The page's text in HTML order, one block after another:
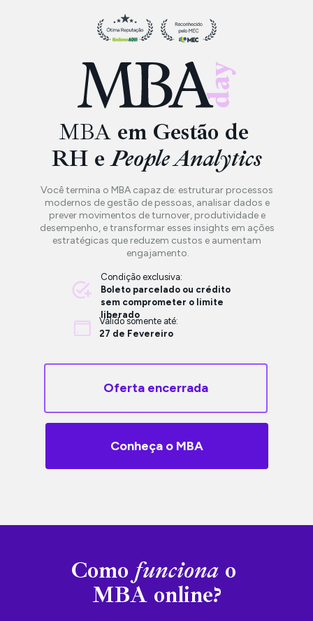
MBA em Gestão de
RH e People Analytics
Você termina o MBA capaz de: estruturar processos
modernos de gestão de pessoas, analisar dados e
prever movimentos de turnover, produtividade e
desempenho, e transformar esses insights em ações
estratégicas que reduzem custos e aumentam
engajamento.
Oferta encerrada
Conheça o MBA
Condição exclusiva:
Boleto parcelado ou crédito
sem comprometer o limite
liberado
Válido somente até:
27 de Fevereiro
Como funciona o
MBA online?